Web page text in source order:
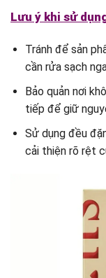
Lưu ý khi sử
Tránh để sản
cần rửa sạch
Bảo quản nơi
tiếp để giữ
Sử dụng đều
cải thiện rõ rệt